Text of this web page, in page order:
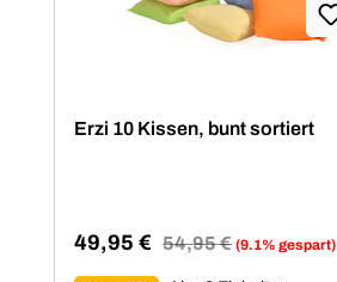
Erzi 10 Kissen, bunt sortiert
Verkaufspreis:
49,95 € Regulärer Preis:
54,95 € (9.1% gespart)